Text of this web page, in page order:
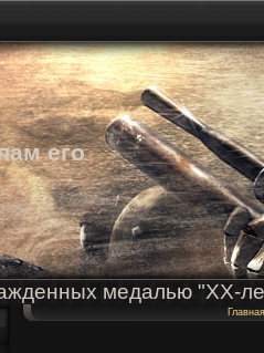
его
медалью "ХХ-
Главная